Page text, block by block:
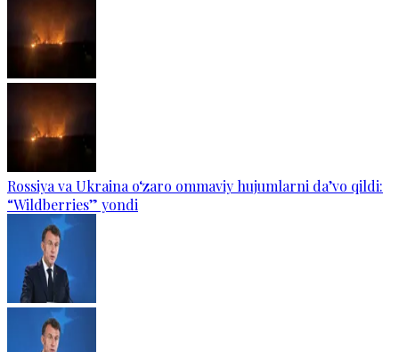
Rossiya va Ukraina o‘zaro ommaviy hujumlarni da’vo qildi:
“Wildberries” yondi